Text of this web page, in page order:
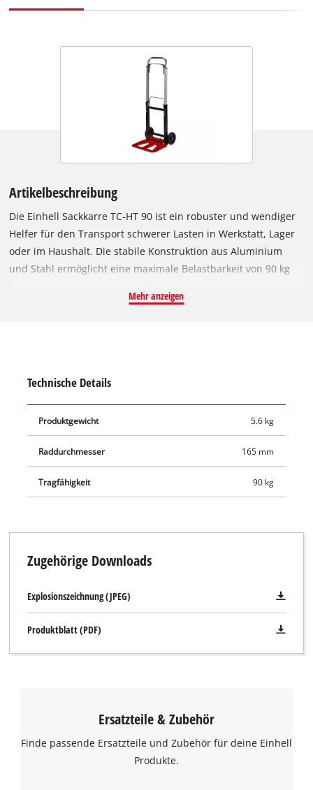
Artikelbeschreibung
Die Einhell Sackkarre TC-HT 90 ist ein robuster und wendiger
Helfer für den Transport schwerer Lasten in Werkstatt, Lager
oder im Haushalt. Die stabile Konstruktion aus Aluminium
und Stahl ermöglicht eine maximale Belastbarkeit von 90 kg
ergonomische Handhabung lässt sich der teleskopierbare
unterstützen einen pannensicheren Einsatz. Die großzügige,
klappbare Auflageschaufel (35 x 23,5 cm) sorgt für einen
sicheren Stand verschiedenster Güter. Dank des klappbaren
platzsparend verstaut oder unkompliziert im Kofferraum
transportiert werden.
Mehr anzeigen
Technische Details
Produktgewicht 5.6 kg
Raddurchmesser 165 mm
Tragfähigkeit 90 kg
Zugehörige Downloads
Explosionszeichnung (JPEG)
Produktblatt (PDF)
Ersatzteile & Zubehör
Finde passende Ersatzteile und Zubehör für deine Einhell
Produkte.